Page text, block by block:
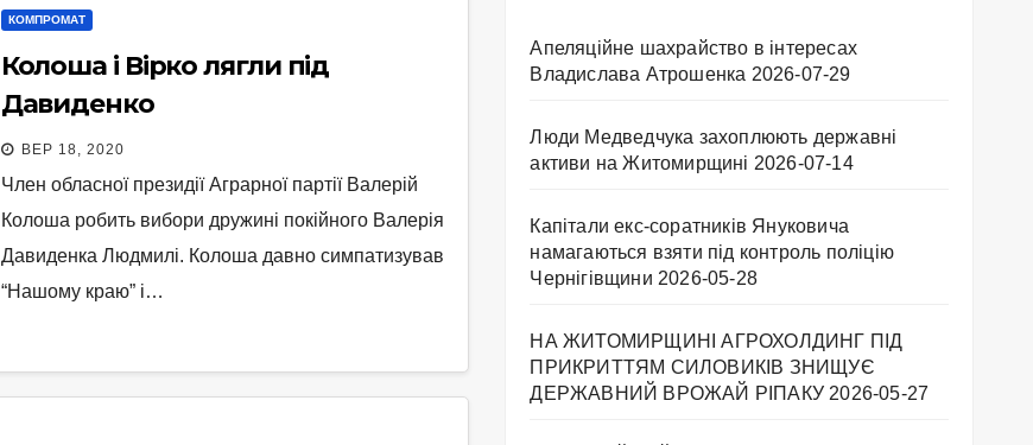
КОМПРОМАТ
Колоша і Вірко лягли під
Давиденко
ВЕР 18, 2020
Член обласної президії Аграрної партії Валерій
Колоша робить вибори дружині покійного Валерія
Давиденка Людмилі. Колоша давно симпатизував
“Нашому краю” і…
Апеляційне шахрайство в інтересах
Владислава Атрошенка 2026-07-29
Люди Медведчука захоплюють державні
активи на Житомирщині 2026-07-14
Капітали екс-соратників Януковича
намагаються взяти під контроль поліцію
Чернігівщини 2026-05-28
НА ЖИТОМИРЩИНІ АГРОХОЛДИНГ ПІД
ПРИКРИТТЯМ СИЛОВИКІВ ЗНИЩУЄ
ДЕРЖАВНИЙ ВРОЖАЙ РІПАКУ ​ 2026-05-27